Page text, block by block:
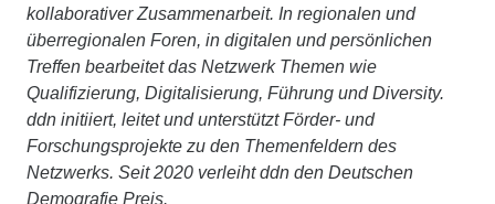
kollaborativer Zusammenarbeit. In regionalen und
überregionalen Foren, in digitalen und persönlichen
Treffen bearbeitet das Netzwerk Themen wie
Qualifizierung, Digitalisierung, Führung und Diversity.
ddn initiiert, leitet und unterstützt Förder- und
Forschungsprojekte zu den Themenfeldern des
Netzwerks. Seit 2020 verleiht ddn den Deutschen
Demografie Preis.